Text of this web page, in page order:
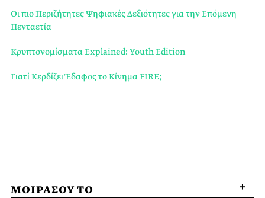
Οι πιο Περιζήτητες Ψηφιακές Δεξιότητες για την Επόμενη
Πενταετία
Κρυπτονομίσματα Explained: Youth Edition
Γιατί Κερδίζει Έδαφος το Κίνημα FIRE;
ΜΟΙΡΑΣΟΥ ΤΟ